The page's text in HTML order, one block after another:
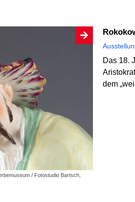
/ Fotostudio Bartsch,
Das 18.
dem